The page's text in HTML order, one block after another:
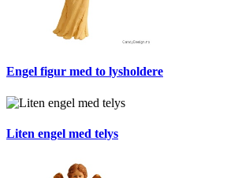
Engel figur med to lysholdere
Liten engel med telys